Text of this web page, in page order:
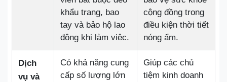
khẩu trang, bao
tay và bảo hộ lao
động khi làm việc.
cộng đồng trong
điều kiện thời tiết
nóng ẩm.
Dịch
vụ và
Có khả năng cung
cấp số lượng lớn
Giúp các chủ
tiệm kinh doanh